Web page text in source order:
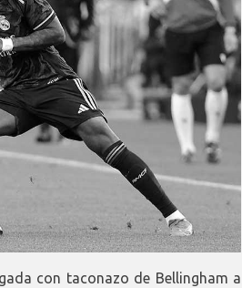
con taconazo de Bellingham a